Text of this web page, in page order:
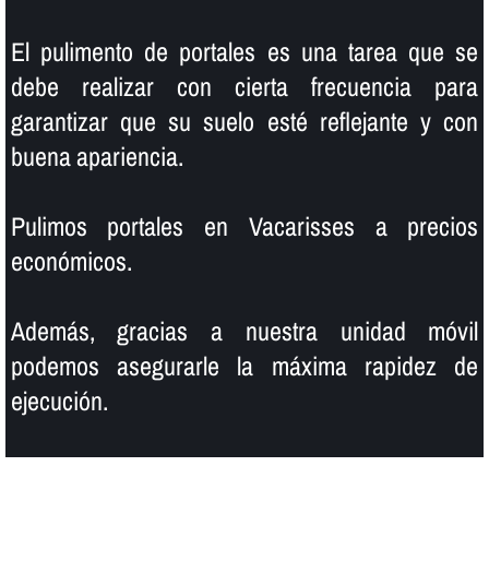
El pulimento de portales es una tarea que se
debe realizar con cierta frecuencia para
garantizar que su suelo esté reflejante y con
buena apariencia.
Pulimos portales en Vacarisses a precios
económicos.
Además, gracias a nuestra unidad móvil
podemos asegurarle la máxima rapidez de
ejecución.